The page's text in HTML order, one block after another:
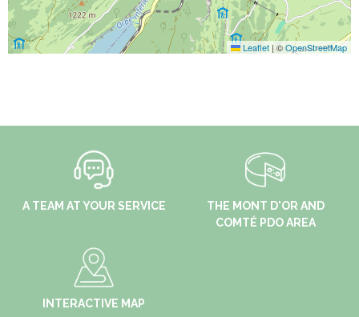
Leaflet | ©OpenStreetMap
A TEAM AT YOUR SERVICE
THE MONT D'OR AND
COMTÉ PDO AREA
INTERACTIVE MAP